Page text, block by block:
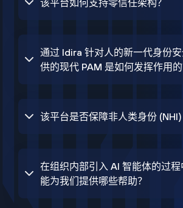
该平台如何支持零信任架构？
通过 Idira 针对人的新一代身份
供的现代 PAM 是如何发挥作用的
该平台是否保障非人类身份 (NHI)
在组织内部引入 AI 智能体的过
能为我们提供哪些帮助？